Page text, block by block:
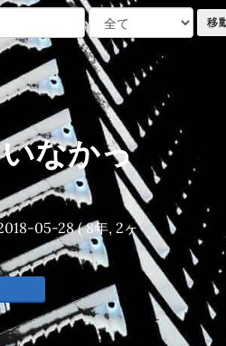
なかっ
05-28( 8年, 2ヶ